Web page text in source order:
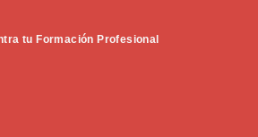
tu Formación Profesional